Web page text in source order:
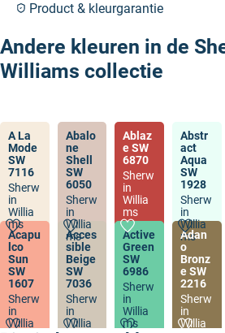
Product & kleurgarantie
Andere kleuren in de
Williams collectie
A La
Mode
SW
7116
Sherw
in
Willia
ms
Abalo
ne
Shell
SW
6050
Sherw
in
Willia
ms
Ablaz
e SW
6870
Sherw
in
Willia
ms
Abstr
act
Aqua
SW
1928
Sherw
in
Willia
ms
Acapu
lco
Sun
SW
1607
Sherw
in
Willia
Acces
sible
Beige
SW
7036
Sherw
in
Willia
Active
Green
SW
6986
Sherw
in
Willia
ms
Adan
o
Bronz
e SW
2216
Sherw
in
Willia